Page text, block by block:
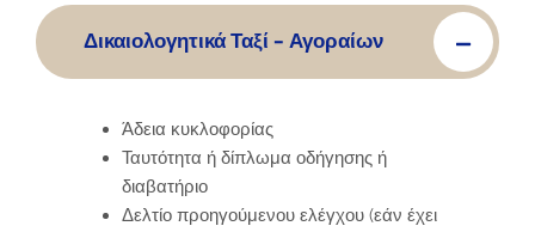
Δικαιολογητικά Ταξί - Αγοραίων
Άδεια κυκλοφορίας
Ταυτότητα ή δίπλωμα οδήγησης ή
διαβατήριο
Δελτίο προηγούμενου ελέγχου (εάν έχει